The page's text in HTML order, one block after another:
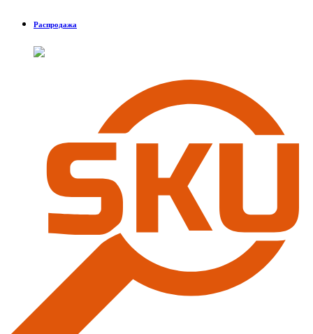
Распродажа